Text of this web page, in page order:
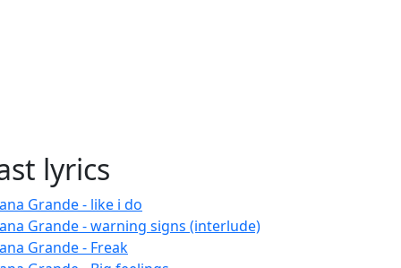
lyrics
Grande - like i do
Grande - warning signs (interlude)
Grande - Freak